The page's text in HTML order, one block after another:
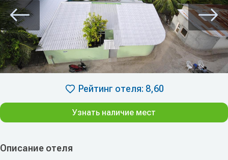
Описание отеля
Рейтинг отеля: 8,60
Узнать наличие мест